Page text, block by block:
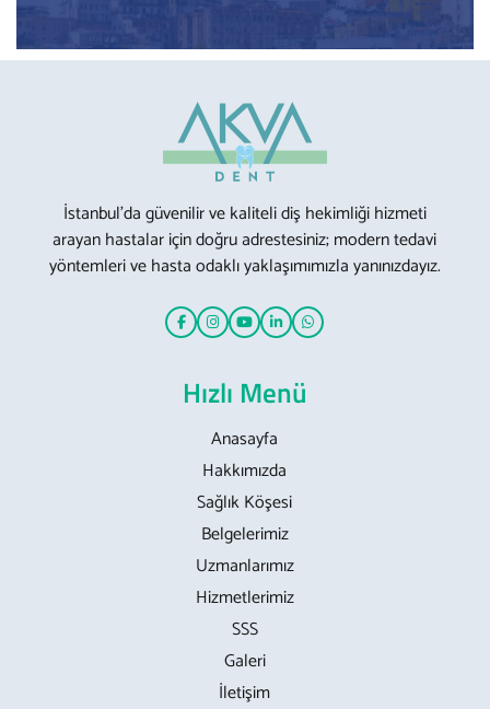
İstanbul’da güvenilir ve kaliteli diş hekimliği hizmeti
arayan hastalar için doğru adrestesiniz; modern tedavi
yöntemleri ve hasta odaklı yaklaşımımızla yanınızdayız.
Hızlı Menü
Anasayfa
Hakkımızda
Sağlık Köşesi
Belgelerimiz
Uzmanlarımız
Hizmetlerimiz
SSS
Galeri
İletişim